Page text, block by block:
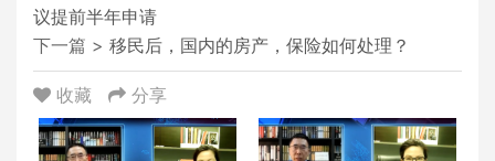
议提前半年申请
下一篇 > 移民后，国内的房产，保险如何处理？
收藏 分享